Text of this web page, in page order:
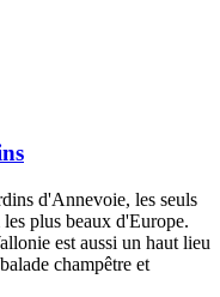
d'Annevoie, les seuls
plus beaux d'Europe.
est aussi un haut lieu
champêtre et